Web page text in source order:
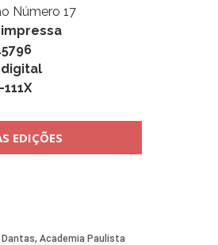
Número 17
impressa
digital
EDIÇÕES